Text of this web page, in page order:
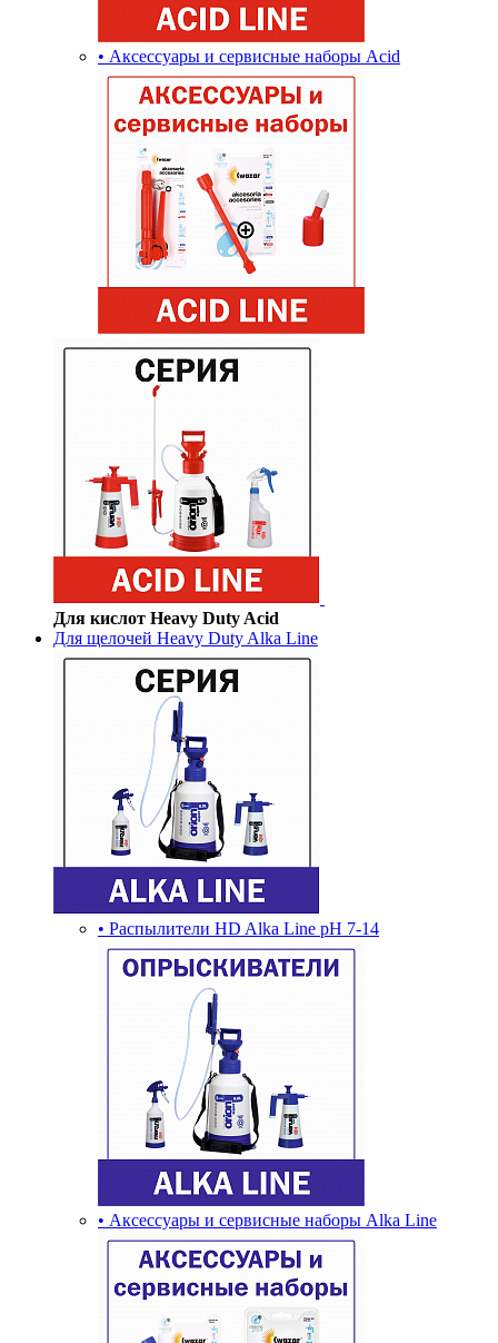
• Аксессуары и сервисные наборы Acid
Для кислот Heavy Duty Acid
Для щелочей Heavy Duty Alka Line
• Распылители HD Alka Line pH 7-14
• Аксессуары и сервисные наборы Alka Line